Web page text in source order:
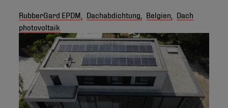
RubberGard EPDM, Dachabdichtung, Belgien,
Dach
photovoltaik